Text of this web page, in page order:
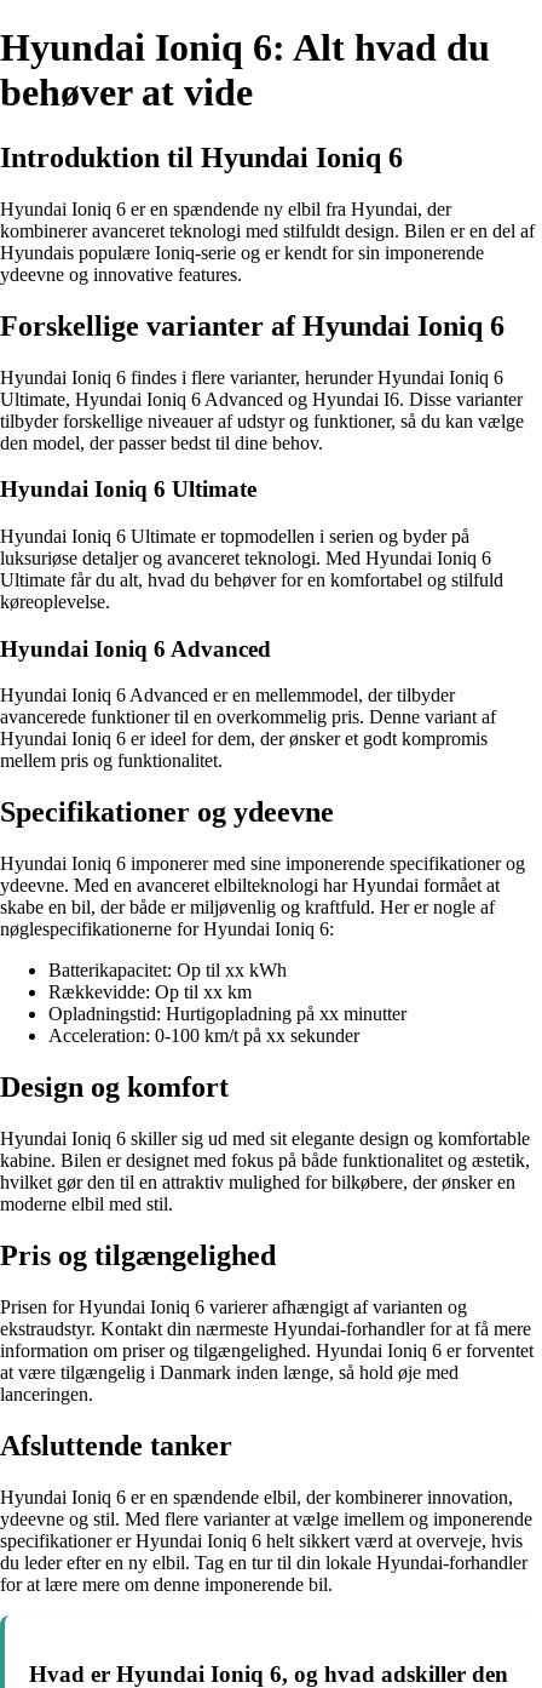
Hyundai Ioniq 6: Alt hvad du
behøver at vide
Introduktion til Hyundai Ioniq 6
Hyundai Ioniq 6 er en spændende ny elbil fra Hyundai, der
kombinerer avanceret teknologi med stilfuldt design. Bilen er en del af
Hyundais populære Ioniq-serie og er kendt for sin imponerende
ydeevne og innovative features.
Forskellige varianter af Hyundai Ioniq 6
Hyundai Ioniq 6 findes i flere varianter, herunder Hyundai Ioniq 6
Ultimate, Hyundai Ioniq 6 Advanced og Hyundai I6. Disse varianter
tilbyder forskellige niveauer af udstyr og funktioner, så du kan vælge
den model, der passer bedst til dine behov.
Hyundai Ioniq 6 Ultimate
Hyundai Ioniq 6 Ultimate er topmodellen i serien og byder på
luksuriøse detaljer og avanceret teknologi. Med Hyundai Ioniq 6
Ultimate får du alt, hvad du behøver for en komfortabel og stilfuld
køreoplevelse.
Hyundai Ioniq 6 Advanced
Hyundai Ioniq 6 Advanced er en mellemmodel, der tilbyder
avancerede funktioner til en overkommelig pris. Denne variant af
Hyundai Ioniq 6 er ideel for dem, der ønsker et godt kompromis
mellem pris og funktionalitet.
Specifikationer og ydeevne
Hyundai Ioniq 6 imponerer med sine imponerende specifikationer og
ydeevne. Med en avanceret elbilteknologi har Hyundai formået at
skabe en bil, der både er miljøvenlig og kraftfuld. Her er nogle af
nøglespecifikationerne for Hyundai Ioniq 6:
Batterikapacitet: Op til xx kWh
Rækkevidde: Op til xx km
Opladningstid: Hurtigopladning på xx minutter
Acceleration: 0-100 km/t på xx sekunder
Design og komfort
Hyundai Ioniq 6 skiller sig ud med sit elegante design og komfortable
kabine. Bilen er designet med fokus på både funktionalitet og æstetik,
hvilket gør den til en attraktiv mulighed for bilkøbere, der ønsker en
moderne elbil med stil.
Pris og tilgængelighed
Prisen for Hyundai Ioniq 6 varierer afhængigt af varianten og
ekstraudstyr. Kontakt din nærmeste Hyundai-forhandler for at få mere
information om priser og tilgængelighed. Hyundai Ioniq 6 er forventet
at være tilgængelig i Danmark inden længe, så hold øje med
lanceringen.
Afsluttende tanker
Hyundai Ioniq 6 er en spændende elbil, der kombinerer innovation,
ydeevne og stil. Med flere varianter at vælge imellem og imponerende
specifikationer er Hyundai Ioniq 6 helt sikkert værd at overveje, hvis
du leder efter en ny elbil. Tag en tur til din lokale Hyundai-forhandler
for at lære mere om denne imponerende bil.
Hvad er Hyundai Ioniq 6, og hvad adskiller den